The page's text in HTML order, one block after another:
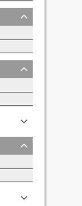
1
1